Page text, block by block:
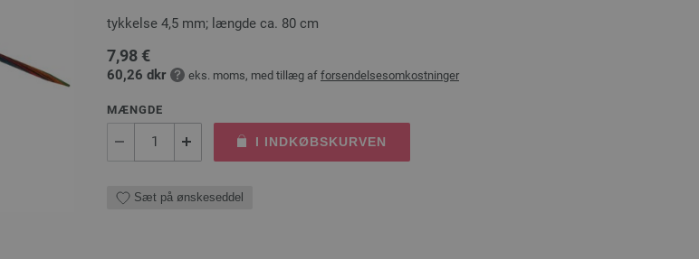
tykkelse 4,5 mm; længde ca. 80 cm
7,98 €
60,26 dkr eks. moms, med tillæg af forsendelsesomkostninger
MÆNGDE
I INDKØBSKURVEN
Sæt på ønskeseddel